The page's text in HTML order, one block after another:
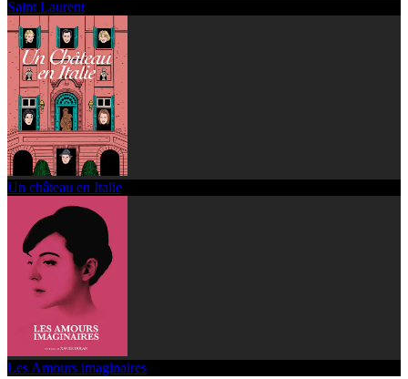
Saint Laurent
Un château en Italie
Les Amours imaginaires